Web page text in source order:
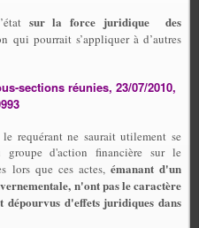
sur la force juridique des
qui pourrait s’appliquer à d’autres
sections réunies, 23/07/2010,
requérant ne saurait utilement se
groupe d'action financière sur le
lors que ces actes, émanant d'un
n'ont pas le caractère
d'effets juridiques dans